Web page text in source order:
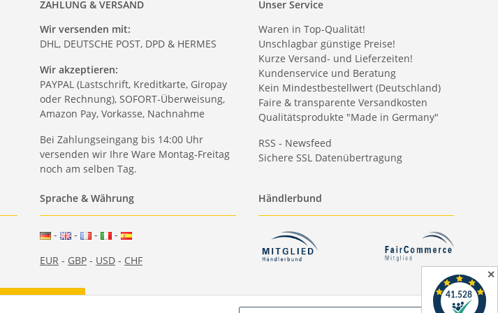
ZAHLUNG & VERSAND
Wir versenden mit:
DHL, DEUTSCHE POST, DPD & HERMES
Wir akzeptieren:
PAYPAL (Lastschrift, Kreditkarte, Giropay
oder Rechnung), SOFORT-Überweisung,
Amazon Pay, Vorkasse, Nachnahme
Bei Zahlungseingang bis 14:00 Uhr
versenden wir Ihre Ware Montag-Freitag
noch am selben Tag.
Unser Service
Waren in Top-Qualität!
Unschlagbar günstige Preise!
Kurze Versand- und Lieferzeiten!
Kundenservice und Beratung
Kein Mindestbestellwert (Deutschland)
Faire & transparente Versandkosten
Qualitätsprodukte "Made in Germany"
RSS - Newsfeed
Sichere SSL Datenübertragung
Sprache & Währung
- - -
-
EUR - GBP - USD - CHF
Händlerbund
✕